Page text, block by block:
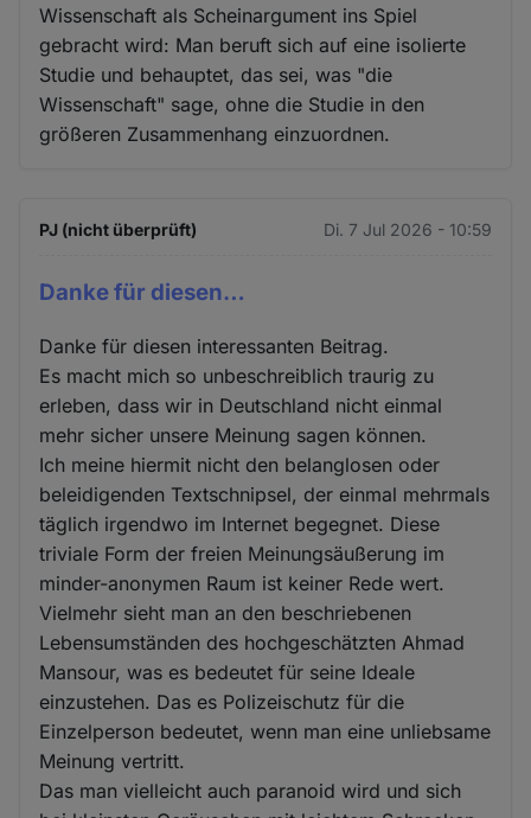
Wissenschaft als Scheinargument ins Spiel
gebracht wird: Man beruft sich auf eine isolierte
Studie und behauptet, das sei, was "die
Wissenschaft" sage, ohne die Studie in den
größeren Zusammenhang einzuordnen.
PJ (nicht überprüft) Di. 7 Jul 2026 - 10:59
Danke für diesen…
Danke für diesen interessanten Beitrag.
Es macht mich so unbeschreiblich traurig zu
erleben, dass wir in Deutschland nicht einmal
mehr sicher unsere Meinung sagen können.
Ich meine hiermit nicht den belanglosen oder
beleidigenden Textschnipsel, der einmal mehrmals
täglich irgendwo im Internet begegnet. Diese
triviale Form der freien Meinungsäußerung im
minder-anonymen Raum ist keiner Rede wert.
Vielmehr sieht man an den beschriebenen
Lebensumständen des hochgeschätzten Ahmad
Mansour, was es bedeutet für seine Ideale
einzustehen. Das es Polizeischutz für die
Einzelperson bedeutet, wenn man eine unliebsame
Meinung vertritt.
Das man vielleicht auch paranoid wird und sich